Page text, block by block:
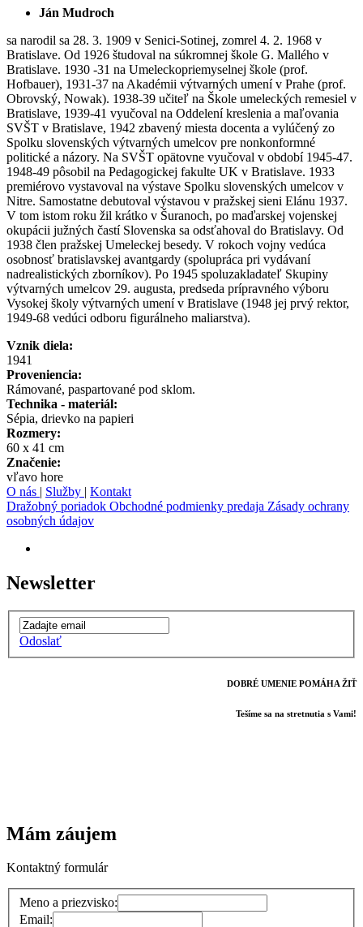
Ján Mudroch
sa narodil sa 28. 3. 1909 v Senici-Sotinej, zomrel 4. 2. 1968 v
Bratislave. Od 1926 študoval na súkromnej škole G. Mallého v
Bratislave. 1930 -31 na Umeleckopriemyselnej škole (prof.
Hofbauer), 1931-37 na Akadémii výtvarných umení v Prahe (prof.
Obrovský, Nowak). 1938-39 učiteľ na Škole umeleckých remesiel v
Bratislave, 1939-41 vyučoval na Oddelení kreslenia a maľovania
SVŠT v Bratislave, 1942 zbavený miesta docenta a vylúčený zo
Spolku slovenských výtvarných umelcov pre nonkonformné
politické a názory. Na SVŠT opätovne vyučoval v období 1945-47.
1948-49 pôsobil na Pedagogickej fakulte UK v Bratislave. 1933
premiérovo vystavoval na výstave Spolku slovenských umelcov v
Nitre. Samostatne debutoval výstavou v pražskej sieni Elánu 1937.
V tom istom roku žil krátko v Šuranoch, po maďarskej vojenskej
okupácii južných častí Slovenska sa odsťahoval do Bratislavy. Od
1938 člen pražskej Umeleckej besedy. V rokoch vojny vedúca
osobnosť bratislavskej avantgardy (spolupráca pri vydávaní
nadrealistických zborníkov). Po 1945 spoluzakladateľ Skupiny
výtvarných umelcov 29. augusta, predseda prípravného výboru
Vysokej školy výtvarných umení v Bratislave (1948 jej prvý rektor,
1949-68 vedúci odboru figurálneho maliarstva).
Vznik diela:
1941
Proveniencia:
Rámované, paspartované pod sklom.
Technika - materiál:
Sépia, drievko na papieri
Rozmery:
60 x 41 cm
Značenie:
vľavo hore
O nás | Služby | Kontakt
Dražobný poriadok Obchodné podmienky predaja Zásady ochrany
osobných údajov
Newsletter
Odoslať
DOBRÉ UMENIE POMÁHA ŽIŤ
Tešíme sa na stretnutia s Vami!
Mám záujem
Kontaktný formulár
Meno a priezvisko:
Email: